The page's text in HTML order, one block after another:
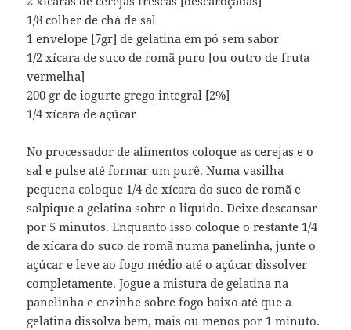
1/8 colher de chá de sal
1 envelope [7gr] de gelatina em pó sem sabor
1/2 xícara de suco de romã puro [ou outro de fruta
vermelha]
200 gr de iogurte grego integral [2%]
1/4 xícara de açúcar
No processador de alimentos coloque as cerejas e o
sal e pulse até formar um purê. Numa vasilha
pequena coloque 1/4 de xícara do suco de romã e
salpique a gelatina sobre o liquido. Deixe descansar
por 5 minutos. Enquanto isso coloque o restante 1/4
de xícara do suco de romã numa panelinha, junte o
açúcar e leve ao fogo médio até o açúcar dissolver
completamente. Jogue a mistura de gelatina na
panelinha e cozinhe sobre fogo baixo até que a
gelatina dissolva bem, mais ou menos por 1 minuto.